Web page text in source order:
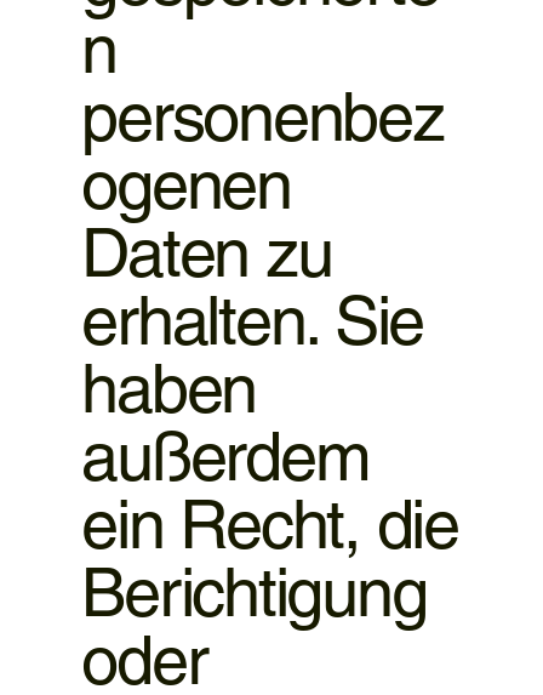
n
personenbez
ogenen
Daten zu
erhalten. Sie
haben
außerdem
ein Recht, die
Berichtigung
oder